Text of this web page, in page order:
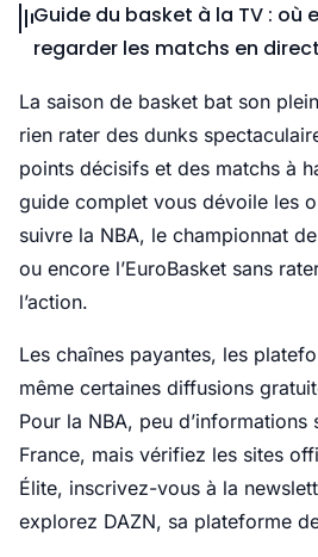
Guide du basket à la TV : où
regarder les matchs en
La saison de basket bat son
rien rater des dunks
points décisifs et des matchs à
guide complet vous dévoile les
suivre la NBA, le championnat
ou encore l’EuroBasket sans
l’action.
Les chaînes payantes, les
même certaines diffusions
Pour la NBA, peu
France, mais vérifiez les sites
Élite, inscrivez-vous à la
explorez DAZN, sa plateforme